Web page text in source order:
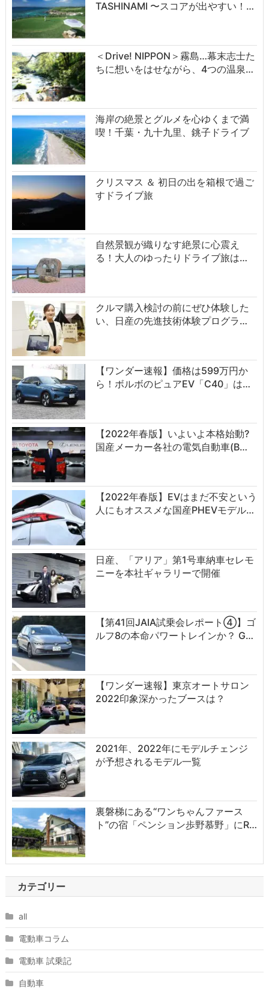
TASHINAMI 〜スコアが出やすい！…
＜Drive! NIPPON＞霧島…幕末志士た
ちに想いをはせながら、4つの温泉…
海岸の絶景とグルメを心ゆくまで満
喫！千葉・九十九里、銚子ドライブ
クリスマス ＆ 初日の出を箱根で過ご
すドライブ旅
自然景観が織りなす絶景に心震え
る！大人のゆったりドライブ旅は…
クルマ購入検討の前にぜひ体験した
い、日産の先進技術体験プログラ…
【ワンダー速報】価格は599万円か
ら！ボルボのピュアEV「C40」は…
【2022年春版】いよいよ本格始動?
国産メーカー各社の電気自動車(B…
【2022年春版】EVはまだ不安という
人にもオススメな国産PHEVモデル…
日産、「アリア」第1号車納車セレモ
ニーを本社ギャラリーで開催
【第41回JAIA試乗会レポート④】ゴ
ルフ8の本命パワートレインか？ G…
【ワンダー速報】東京オートサロン
2022印象深かったブースは？
2021年、2022年にモデルチェンジ
が予想されるモデル一覧
裏磐梯にある“ワンちゃんファース
ト”の宿「ペンション歩野慕野」にR…
カテゴリー
all
電動車コラム
電動車 試乗記
自動車